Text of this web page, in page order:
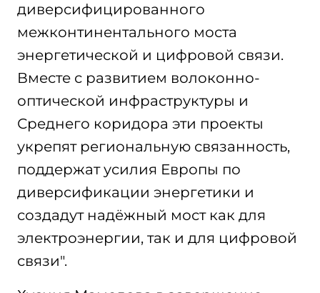
диверсифицированного
межконтинентального моста
энергетической и цифровой связи.
Вместе с развитием волоконно-
оптической инфраструктуры и
Среднего коридора эти проекты
укрепят региональную связанность,
поддержат усилия Европы по
диверсификации энергетики и
создадут надёжный мост как для
электроэнергии, так и для цифровой
связи".